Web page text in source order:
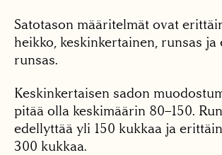
Satotason määritelmät ovat
heikko, keskinkertainen, runsas ja
runsas.
Keskinkertaisen sadon
pitää olla keskimäärin 80–150.
edellyttää yli 150 kukkaa ja
300 kukkaa.